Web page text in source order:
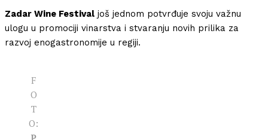
Zadar Wine Festival još jednom potvrđuje svoju važnu
ulogu u promociji vinarstva i stvaranju novih prilika za
razvoj enogastronomije u regiji.
F
O
T
O: